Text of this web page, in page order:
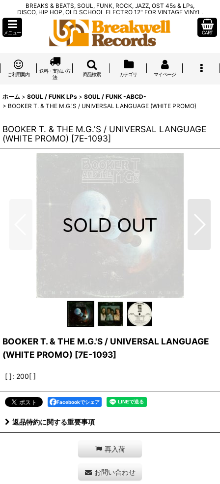
BREAKS & BEATS, SOUL, FUNK, ROCK, JAZZ, OST 45s & LPs,
DISCO, HIP HOP, OLD SCHOOL ELECTRO 12" FOR VINTAGE VINYL.
メニュー CART
ご利用案内
送料・支払い方
法
商品検索 カテゴリ マイページ
ホーム > SOUL / FUNK LPs > SOUL / FUNK -ABCD-
> BOOKER T. & THE M.G.'S / UNIVERSAL LANGUAGE (WHITE PROMO)
BOOKER T. & THE M.G.'S / UNIVERSAL LANGUAGE
(WHITE PROMO) [7E-1093]
BOOKER T. & THE M.G.'S / UNIVERSAL LANGUAGE
(WHITE PROMO) [7E-1093]
[ ]: 200[ ]
Facebookでシェア
返品特約に関する重要事項
再入荷
お問い合わせ